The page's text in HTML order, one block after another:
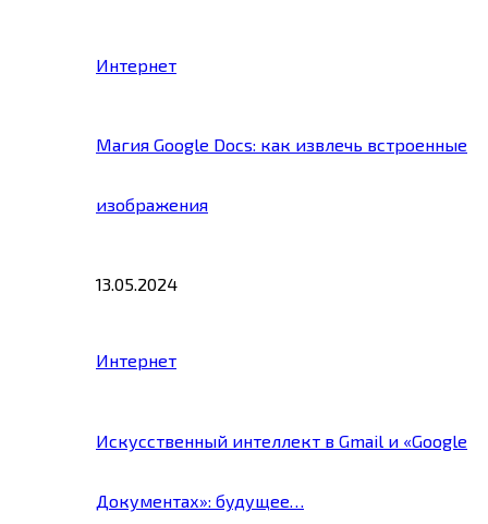
Интернет
Магия Google Docs: как извлечь встроенные
изображения
13.05.2024
Интернет
Искусственный интеллект в Gmail и «Google
Документах»: будущее…